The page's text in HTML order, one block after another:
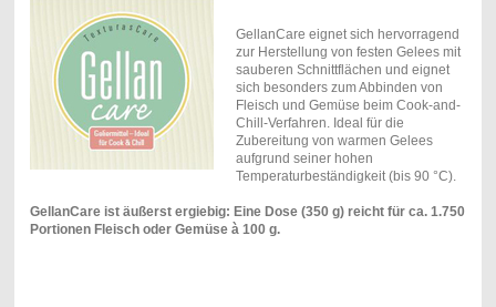
GellanCare eignet sich hervorragend
zur Herstellung von festen Gelees mit
sauberen Schnittflächen und eignet
sich besonders zum Abbinden von
Fleisch und Gemüse beim Cook-and-
Chill-Verfahren. Ideal für die
Zubereitung von warmen Gelees
aufgrund seiner hohen
Temperaturbeständigkeit (bis 90 °C).
GellanCare ist äußerst ergiebig: Eine Dose (350 g) reicht für ca. 1.750
Portionen Fleisch oder Gemüse à 100 g.